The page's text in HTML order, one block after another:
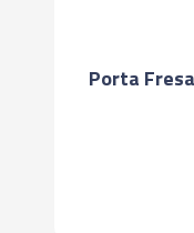
Porta